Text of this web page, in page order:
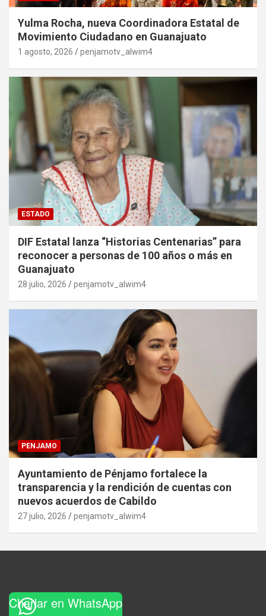
Yulma Rocha, nueva Coordinadora Estatal de
Movimiento Ciudadano en Guanajuato
1 agosto, 2026 penjamotv_alwim4
ESTADO
DIF Estatal lanza “Historias Centenarias” para
reconocer a personas de 100 años o más en
Guanajuato
28 julio, 2026 penjamotv_alwim4
PENJAMO
Ayuntamiento de Pénjamo fortalece la
transparencia y la rendición de cuentas con
nuevos acuerdos de Cabildo
27 julio, 2026 penjamotv_alwim4
Charlar en WhatsApp